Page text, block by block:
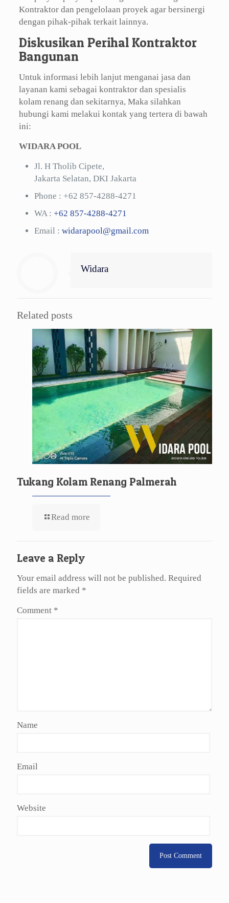
Kontraktor dan pengelolaan proyek agar bersinergi
dengan pihak-pihak terkait lainnya.
Diskusikan Perihal Kontraktor
Bangunan
Untuk informasi lebih lanjut menganai jasa dan
layanan kami sebagai kontraktor dan spesialis
kolam renang dan sekitarnya, Maka silahkan
hubungi kami melakui kontak yang tertera di bawah
ini:
WIDARA POOL
Jl. H Tholib Cipete,
Jakarta Selatan, DKI Jakarta
Phone : +62 857-4288-4271
WA : +62 857-4288-4271
Email : widarapool@gmail.com
Widara
Related posts
Tukang Kolam Renang Palmerah
Read more
Leave a Reply
Your email address will not be published. Required
fields are marked *
Comment *
Name
Email
Website